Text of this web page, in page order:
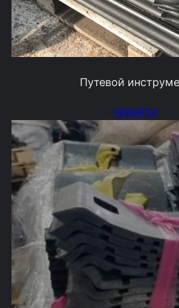
Путевой
перейти